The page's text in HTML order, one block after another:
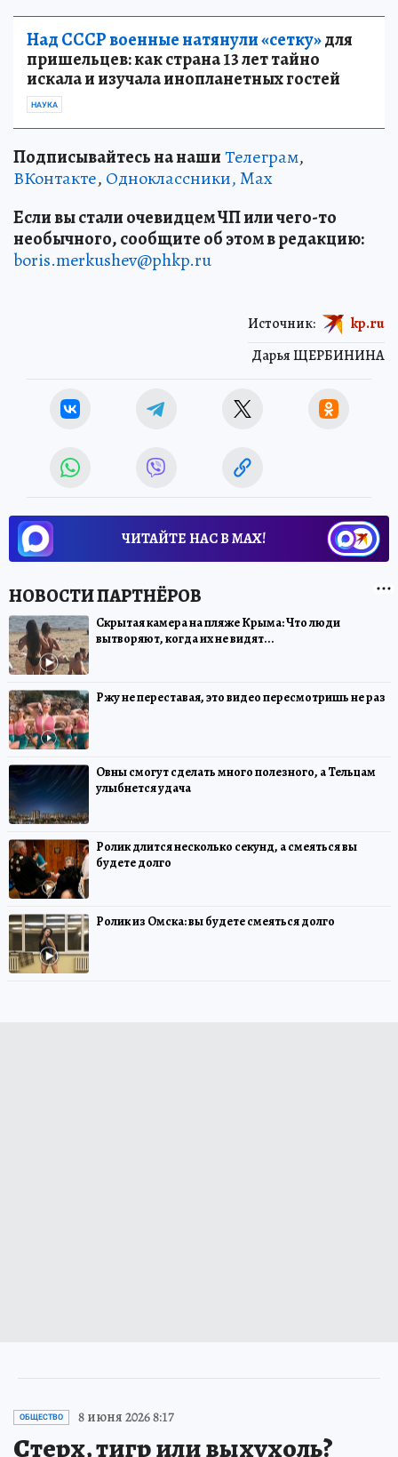
Над СССР военные натянули «сетку»для
пришельцев: как страна 13 лет тайно
искала и изучала инопланетных гостей
НАУКА
Подписывайтесь на нашиТелеграм,
ВКонтакте, Одноклассники,Max
Если вы стали очевидцем ЧП или чего-то
необычного, сообщите об этом в редакцию:
boris.merkushev@phkp.ru
Дарья ЩЕРБИНИНА
Источник: kp.ru
ЧИТАЙТЕ НАС В МАХ!
Скрытая камера на пляже Крыма: Что люди
вытворяют, когда их не видят...
Ржу не переставая, это видео пересмотришь не раз
Овны смогут сделать много полезного, а Тельцам
улыбнется удача
Ролик длится несколько секунд, а смеяться вы
будете долго
Ролик из Омска: вы будете смеяться долго
ОБЩЕСТВО 8 июня 2026 8:17
Стерх, тигр или выхухоль?